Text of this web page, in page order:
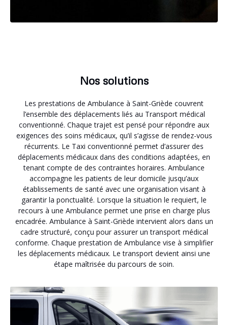
Nos solutions
Les prestations de Ambulance à Saint-Griède couvrent
l’ensemble des déplacements liés au Transport médical
conventionné. Chaque trajet est pensé pour répondre aux
exigences des soins médicaux, qu’il s’agisse de rendez-vous
récurrents. Le Taxi conventionné permet d’assurer des
déplacements médicaux dans des conditions adaptées, en
tenant compte de des contraintes horaires. Ambulance
accompagne les patients de leur domicile jusqu’aux
établissements de santé avec une organisation visant à
garantir la ponctualité. Lorsque la situation le requiert, le
recours à une Ambulance permet une prise en charge plus
encadrée. Ambulance à Saint-Griède intervient alors dans un
cadre structuré, conçu pour assurer un transport médical
conforme. Chaque prestation de Ambulance vise à simplifier
les déplacements médicaux. Le transport devient ainsi une
étape maîtrisée du parcours de soin.